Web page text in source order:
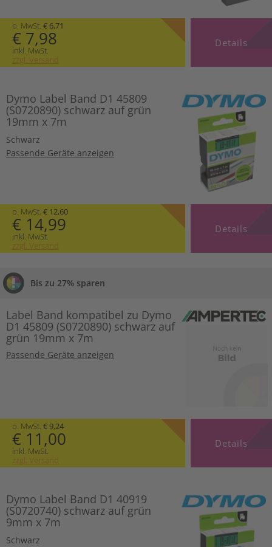
o. MwSt. € 6,71
€ 7,98
inkl. MwSt.
zzgl. Versand
Details
Dymo Label Band D1 45809
(S0720890) schwarz auf grün
19mm x 7m
Schwarz
Passende Geräte anzeigen
o. MwSt. € 12,60
€ 14,99
inkl. MwSt.
zzgl. Versand
Details
Bis zu 27% sparen
Label Band kompatibel zu Dymo
D1 45809 (S0720890) schwarz auf
grün 19mm x 7m
Passende Geräte anzeigen
o. MwSt. € 9,24
€ 11,00
inkl. MwSt.
zzgl. Versand
Details
Dymo Label Band D1 40919
(S0720740) schwarz auf grün
9mm x 7m
Schwarz